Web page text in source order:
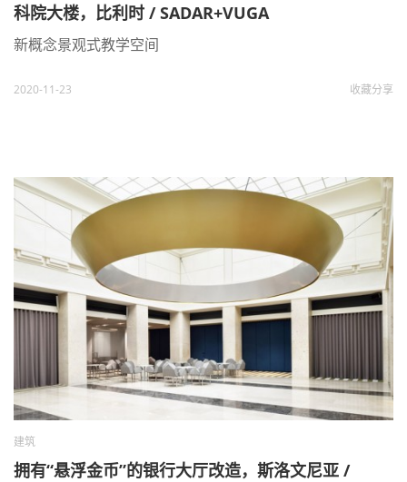
科院大楼，比利时 / SADAR+VUGA
新概念景观式教学空间
2020-11-23 收藏分享
建筑
拥有“悬浮金币”的银行大厅改造，斯洛文尼亚 /